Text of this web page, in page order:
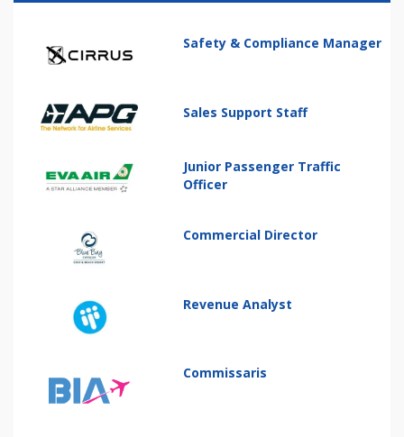
Safety & Compliance Manager
Sales Support Staff
Junior Passenger Traffic
Officer
Commercial Director
Revenue Analyst
Commissaris